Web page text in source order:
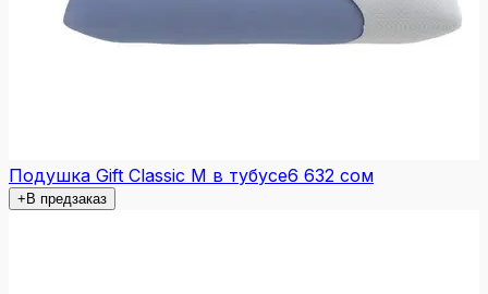
Подушка Gift Classic M в тубусе6 632 сом
+В предзаказ